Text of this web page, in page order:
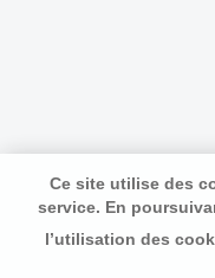
Ce site utilise des
service. En
l’utilisation des